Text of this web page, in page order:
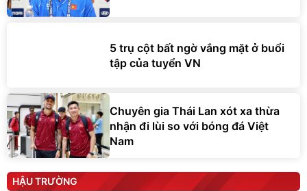
5 trụ cột bất ngờ vắng mặt ở buổi
tập của tuyển VN
Chuyên gia Thái Lan xót xa thừa
nhận đi lùi so với bóng đá Việt
Nam
HẬU TRƯỜNG